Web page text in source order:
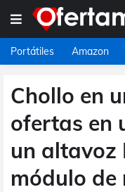
Portátiles Amazon
Chollo en
ofertas en
un altavoz
módulo de